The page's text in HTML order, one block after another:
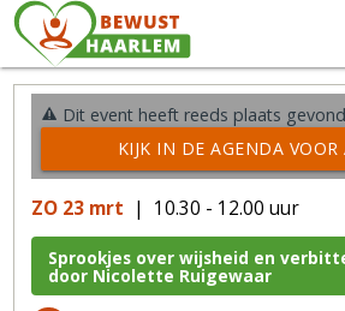
Dit event heeft reeds plaats
KIJK IN DE AGENDA VOOR
ZO 23 mrt | 10.30 - 12.00 uur
Sprookjes over wijsheid en
door Nicolette Ruigewaar